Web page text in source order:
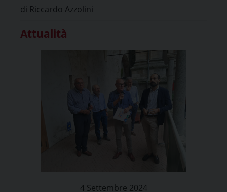
di Riccardo Azzolini
Attualità
4 Settembre 2024